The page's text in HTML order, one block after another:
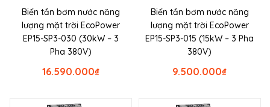
Biến tần bơm nước năng
lượng mặt trời EcoPower
EP15-SP3-030 (30kW – 3
Pha 380V)
₫
16.590.000
Biến tần bơm nước năng
lượng mặt trời EcoPower
EP15-SP3-015 (15kW – 3 Pha
380V)
₫
9.500.000